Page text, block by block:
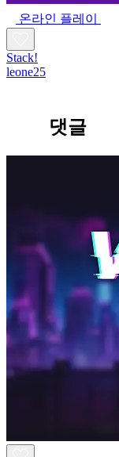
온라인 플레이
Stack!
leone25
댓글